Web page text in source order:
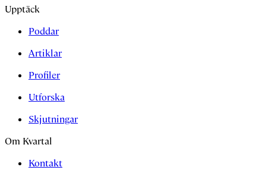
Upptäck
Poddar
Artiklar
Profiler
Utforska
Skjutningar
Om Kvartal
Kontakt